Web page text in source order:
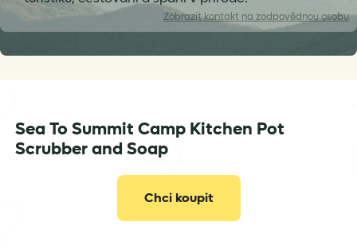
Zobrazitkontakt na zodpovědnou osobu
info@seatosummit.eu
Sea To Summit Camp Kitchen Pot
Scrubber and Soap
Chci koupit